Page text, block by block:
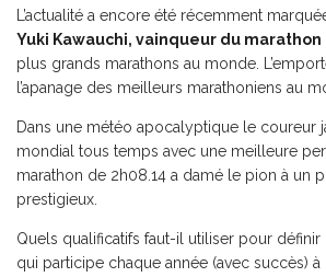
L’actualité a encore été récemment
Yuki Kawauchi, vainqueur du marathon
plus grands marathons au monde.
l’apanage des meilleurs marathoniens au
Dans une météo apocalyptique le coureur
mondial tous temps avec une meilleure
marathon de 2h08.14 a damé le pion à un
prestigieux.
Quels qualificatifs faut-il utiliser pour
qui participe chaque année (avec succès)